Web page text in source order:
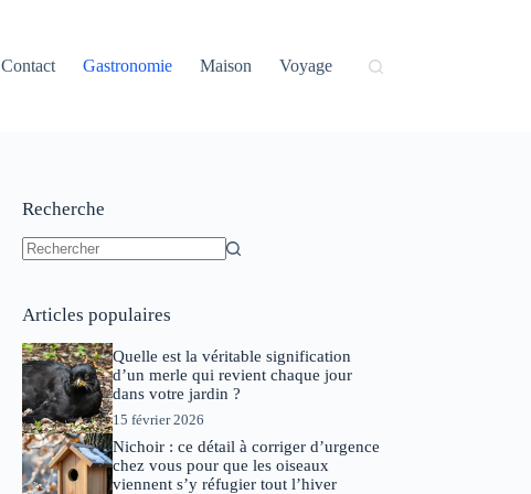
Contact Gastronomie Maison Voyage
Recherche
Articles populaires
Quelle est la véritable signification
d’un merle qui revient chaque jour
dans votre jardin ?
15 février 2026
Nichoir : ce détail à corriger d’urgence
chez vous pour que les oiseaux
viennent s’y réfugier tout l’hiver